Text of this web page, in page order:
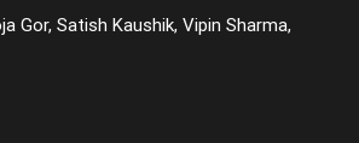
Gor, Satish Kaushik, Vipin Sharma,